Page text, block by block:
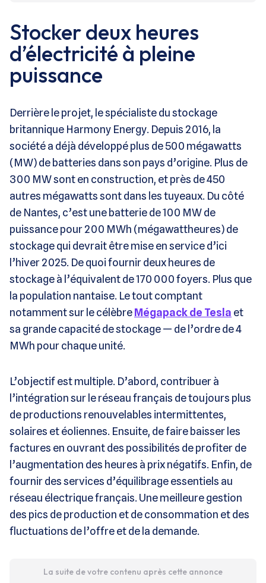
Stocker deux heures
d’électricité à pleine
puissance
Derrière le projet, le spécialiste du stockage
britannique Harmony Energy. Depuis 2016, la
société a déjà développé plus de 500 mégawatts
(MW) de batteries dans son pays d’origine. Plus de
300 MW sont en construction, et près de 450
autres mégawatts sont dans les tuyeaux. Du côté
de Nantes, c’est une batterie de 100 MW de
puissance pour 200 MWh (mégawattheures) de
stockage qui devrait être mise en service d’ici
l’hiver 2025. De quoi fournir deux heures de
stockage à l’équivalent de 170 000 foyers. Plus que
la population nantaise. Le tout comptant
notamment sur le célèbreMégapack de Tesla et
sa grande capacité de stockage — de l’ordre de 4
MWh pour chaque unité.
L’objectif est multiple. D’abord, contribuer à
l’intégration sur le réseau français de toujours plus
de productions renouvelables intermittentes,
solaires et éoliennes. Ensuite, de faire baisser les
factures en ouvrant des possibilités de profiter de
l’augmentation des heures à prix négatifs. Enfin, de
fournir des services d’équilibrage essentiels au
réseau électrique français. Une meilleure gestion
des pics de production et de consommation et des
fluctuations de l’offre et de la demande.
La suite de votre contenu après cette annonce